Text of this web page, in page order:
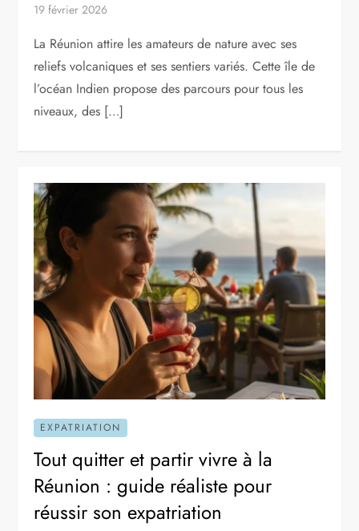
19 février 2026
La Réunion attire les amateurs de nature avec ses
reliefs volcaniques et ses sentiers variés. Cette île de
l’océan Indien propose des parcours pour tous les
niveaux, des […]
EXPATRIATION
Tout quitter et partir vivre à la
Réunion : guide réaliste pour
réussir son expatriation